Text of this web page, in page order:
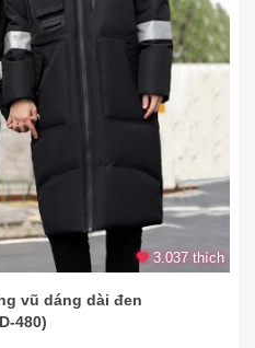
3.037 thích
vũ dáng dài đen
480)